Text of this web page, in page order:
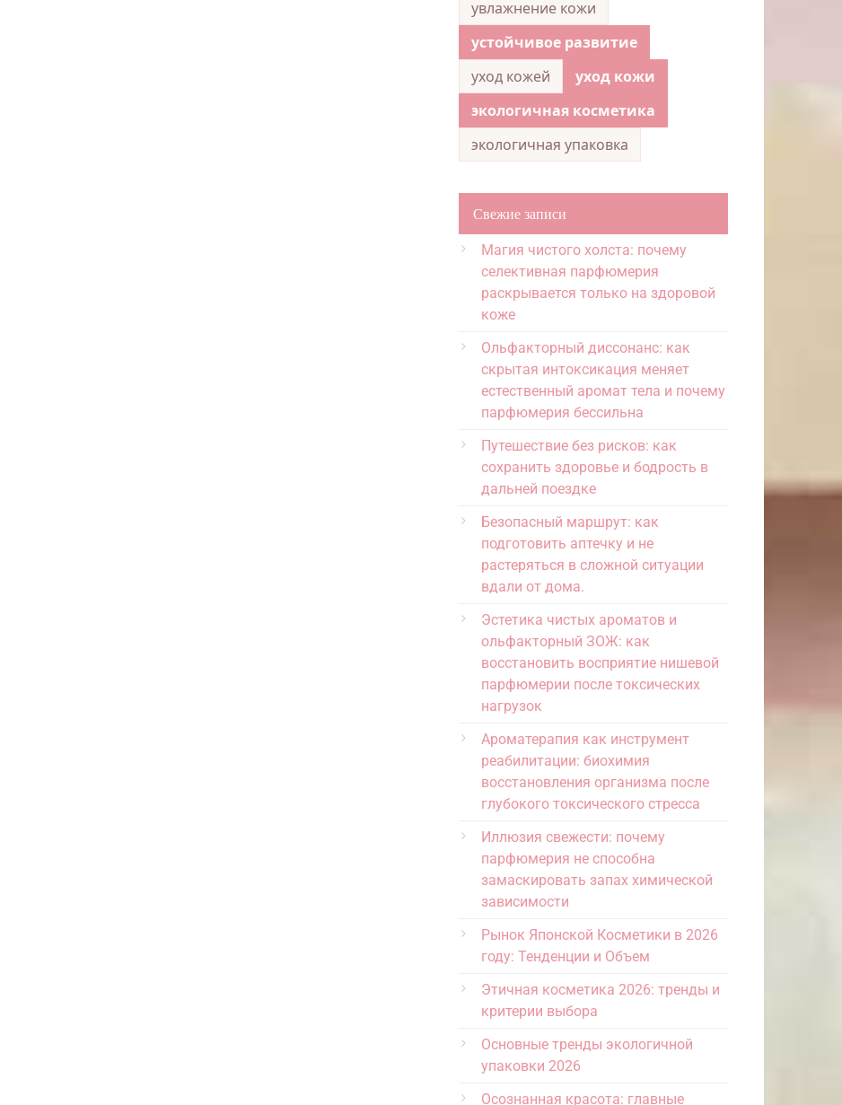
увлажнение кожи
устойчивое развитие
уход кожей
уход кожи
экологичная косметика
экологичная упаковка
Свежие записи
Магия чистого холста: почему
селективная парфюмерия
раскрывается только на здоровой
коже
Ольфакторный диссонанс: как
скрытая интоксикация меняет
естественный аромат тела и почему
парфюмерия бессильна
Путешествие без рисков: как
сохранить здоровье и бодрость в
дальней поездке
Безопасный маршрут: как
подготовить аптечку и не
растеряться в сложной ситуации
вдали от дома.
Эстетика чистых ароматов и
ольфакторный ЗОЖ: как
восстановить восприятие нишевой
парфюмерии после токсических
нагрузок
Ароматерапия как инструмент
реабилитации: биохимия
восстановления организма после
глубокого токсического стресса
Иллюзия свежести: почему
парфюмерия не способна
замаскировать запах химической
зависимости
Рынок Японской Косметики в 2026
году: Тенденции и Объем
Этичная косметика 2026: тренды и
критерии выбора
Основные тренды экологичной
упаковки 2026
Осознанная красота: главные